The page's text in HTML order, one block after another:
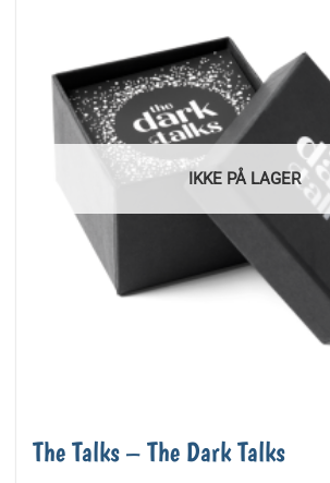
IKKE PÅ LAGER
The Talks – The Dark Talks